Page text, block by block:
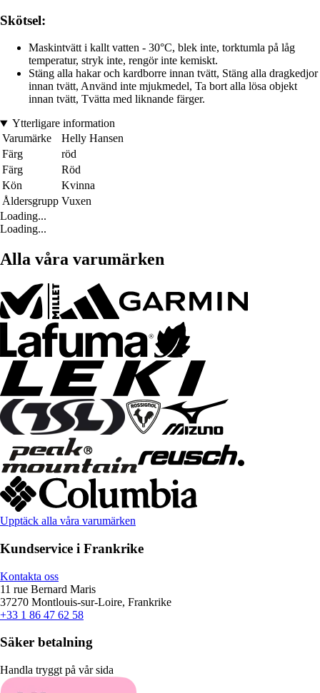
Skötsel:
Maskintvätt i kallt vatten - 30°C, blek inte, torktumla på låg
temperatur, stryk inte, rengör inte kemiskt.
Stäng alla hakar och kardborre innan tvätt, Stäng alla dragkedjor
innan tvätt, Använd inte mjukmedel, Ta bort alla lösa objekt
innan tvätt, Tvätta med liknande färger.
Ytterligare information
Varumärke
Helly Hansen
Färg
röd
Färg
Röd
Kön
Kvinna
Åldersgrupp Vuxen
Loading...
Loading...
Alla våra varumärken
Upptäck alla våra varumärken
Kundservice i Frankrike
Kontakta oss
11 rue Bernard Maris
37270 Montlouis-sur-Loire, Frankrike
+33 1 86 47 62 58
Säker betalning
Handla tryggt på vår sida